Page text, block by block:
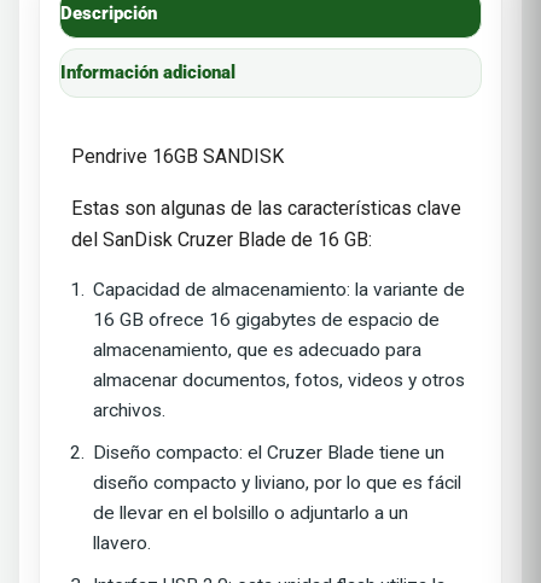
Descripción
Información adicional
Pendrive 16GB SANDISK
Estas son algunas de las características clave
del SanDisk Cruzer Blade de 16 GB:
Capacidad de almacenamiento: la variante de
16 GB ofrece 16 gigabytes de espacio de
almacenamiento, que es adecuado para
almacenar documentos, fotos, videos y otros
archivos.
Diseño compacto: el Cruzer Blade tiene un
diseño compacto y liviano, por lo que es fácil
de llevar en el bolsillo o adjuntarlo a un
llavero.